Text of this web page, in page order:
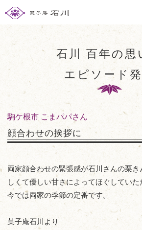
石川 百年の思
エピソード
駒ケ根市 こまパパさん
顔合わせの挨拶に
両家顔合わせの緊張感が石川さんの栗
しくて優しい甘さによってほぐしていた
今では両家の季節の定番です。
菓子庵石川より